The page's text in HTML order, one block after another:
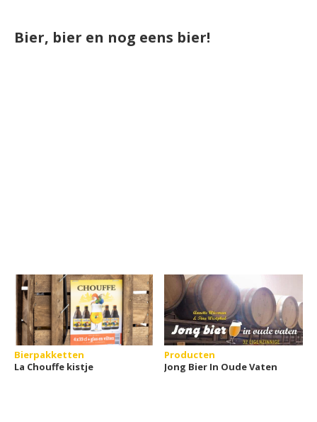
Bier, bier en nog eens bier!
Bierpakketten
La Chouffe kistje
Producten
Jong Bier In Oude Vaten